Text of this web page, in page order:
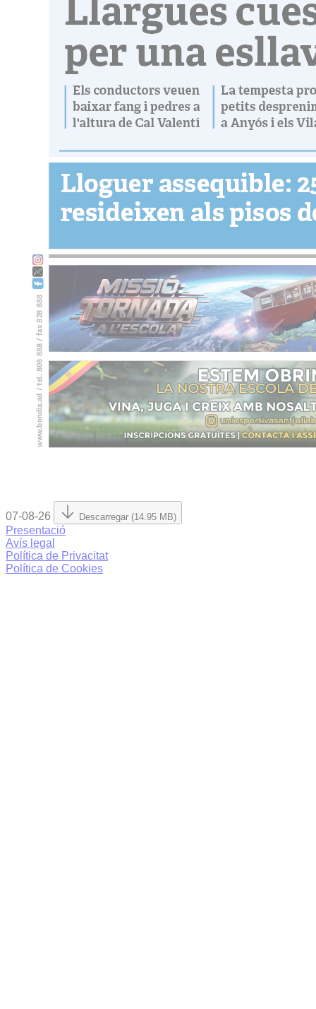
07-08-26 Descarregar (14.95 MB)
Presentació
Avís legal
Política de Privacitat
Política de Cookies